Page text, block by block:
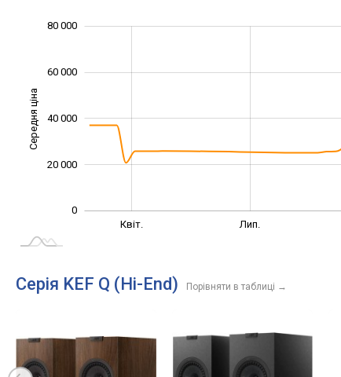
Середня ціна 10 000
0
20 000
40 000
60 000
80 000
Квіт. Лип.
Серія KEF Q (Hi-End) Порівняти в таблиці →